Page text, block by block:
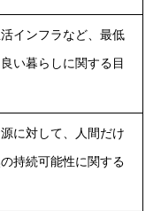
インフラなど、最低
い暮らしに関する目
に対して、人間だけ
持続可能性に関する